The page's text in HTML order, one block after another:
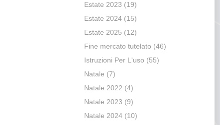
Estate 2023 (19)
Estate 2024(15)
Estate 2025 (12)
Fine mercato tutelato (46)
Istruzioni Per L'uso (55)
Natale (7)
Natale 2022 (4)
Natale 2023 (9)
Natale 2024(10)